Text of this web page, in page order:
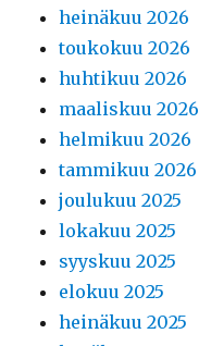
heinäkuu 2026
toukokuu 2026
huhtikuu 2026
maaliskuu 2026
helmikuu 2026
tammikuu 2026
joulukuu 2025
lokakuu 2025
syyskuu 2025
elokuu 2025
heinäkuu 2025